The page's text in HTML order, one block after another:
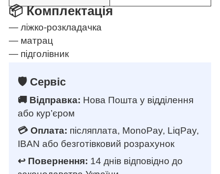
📦 Комплектація
— ліжко-розкладачка
— матрац
— підголівник
🛡️ Сервіс
🚚 Відправка: Нова Пошта у відділення
або кур’єром
💳 Оплата: післяплата, MonoPay, LiqPay,
IBAN або безготівковий розрахунок
↩️ Повернення: 14 днів відповідно до